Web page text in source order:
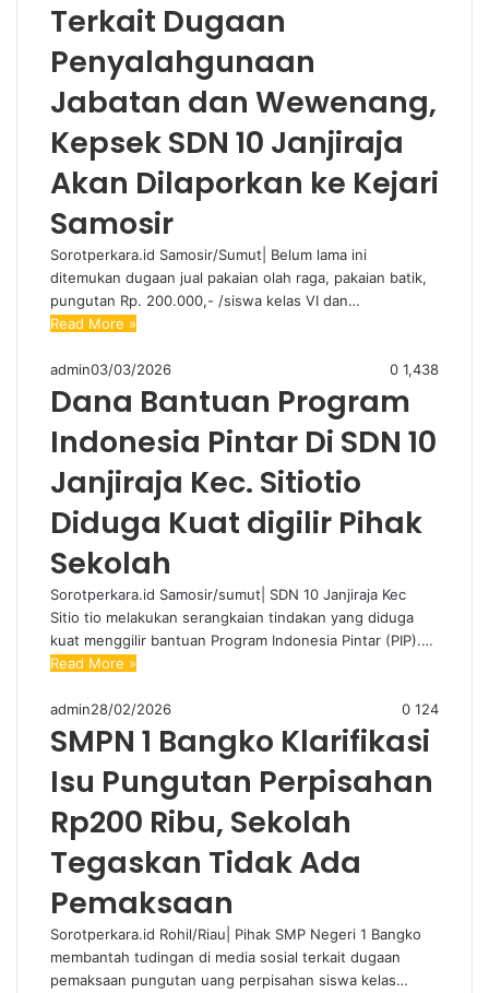
Terkait Dugaan
Penyalahgunaan
Jabatan dan Wewenang,
Kepsek SDN 10 Janjiraja
Akan Dilaporkan ke Kejari
Samosir
Sorotperkara.id Samosir/Sumut| Belum lama ini
ditemukan dugaan jual pakaian olah raga, pakaian batik,
pungutan Rp. 200.000,- /siswa kelas VI dan…
Read More »
admin03/03/2026 0 1,438
Dana Bantuan Program
Indonesia Pintar Di SDN 10
Janjiraja Kec. Sitiotio
Diduga Kuat digilir Pihak
Sekolah
Sorotperkara.id Samosir/sumut| SDN 10 Janjiraja Kec
Sitio tio melakukan serangkaian tindakan yang diduga
kuat menggilir bantuan Program Indonesia Pintar (PIP).…
Read More »
admin28/02/2026 0 124
SMPN 1 Bangko Klarifikasi
Isu Pungutan Perpisahan
Rp200 Ribu, Sekolah
Tegaskan Tidak Ada
Pemaksaan
Sorotperkara.id Rohil/Riau| Pihak SMP Negeri 1 Bangko
membantah tudingan di media sosial terkait dugaan
pemaksaan pungutan uang perpisahan siswa kelas…